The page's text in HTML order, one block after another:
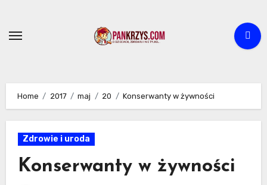
content
Home 2017 maj 20 Konserwanty w żywności
Zdrowie i uroda
Konserwanty w żywności